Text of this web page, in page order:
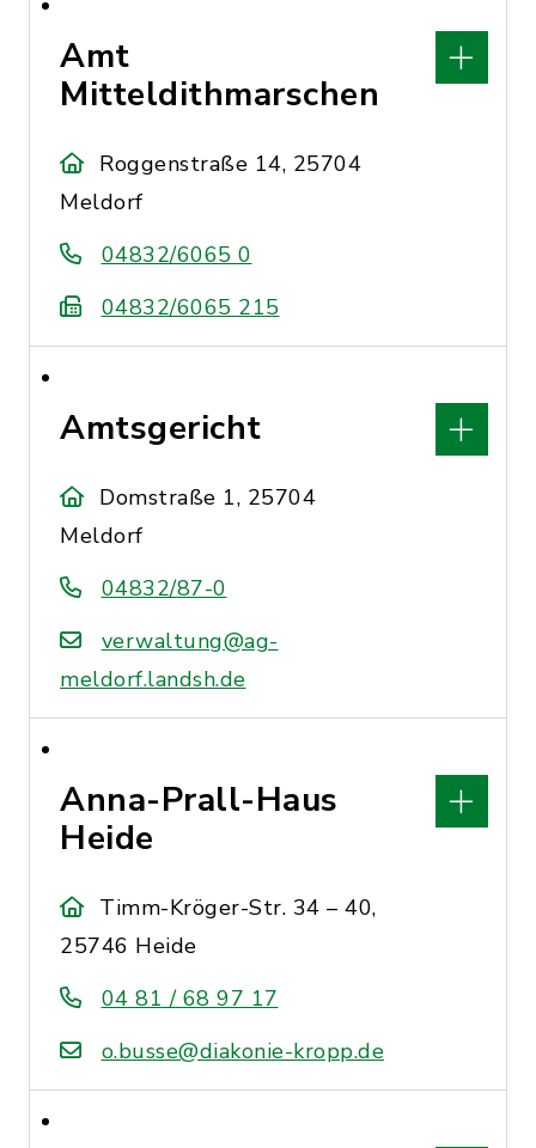
Amt
Mitteldithmarschen
Roggenstraße 14, 25704
Meldorf
04832/6065 0
04832/6065 215
Amtsgericht
Domstraße 1, 25704
Meldorf
04832/87-0
verwaltung@ag-
meldorf.landsh.de
Anna-Prall-Haus
Heide
Timm-Kröger-Str. 34 – 40,
25746 Heide
04 81 / 68 97 17
o.busse@diakonie-kropp.de